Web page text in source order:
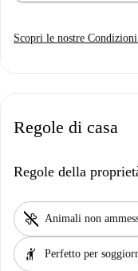
Scopri le nostre
Regole di casa
Regole della
pet_supplies Animali non
hail Perfetto per